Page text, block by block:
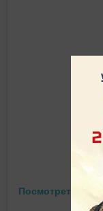
Посмотреть эту